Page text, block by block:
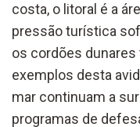
costa, o litoral é a
pressão turística
os cordões
exemplos desta
mar continuam a
programas de